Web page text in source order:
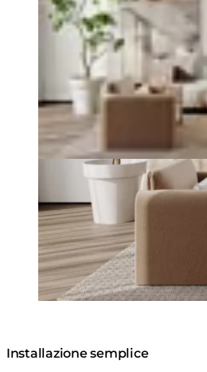
Installazione semplice